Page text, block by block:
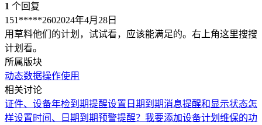
1 个回复
151*****2602024年4月28日
用草料他们的计划，试试看，应该能满足的。右上角这里搜搜
计划看。
所属版块
动态数据操作使用
相关讨论
证件、设备年检到期提醒设置日期到期消息提醒和显示状态怎
样设置时间、日期到期预警提醒？ 我要添加设备计划维保的功